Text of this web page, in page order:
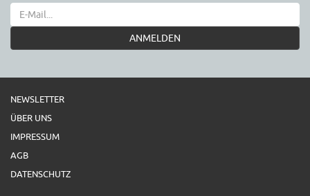
ANMELDEN
NEWSLETTER
ÜBER UNS
IMPRESSUM
AGB
DATENSCHUTZ